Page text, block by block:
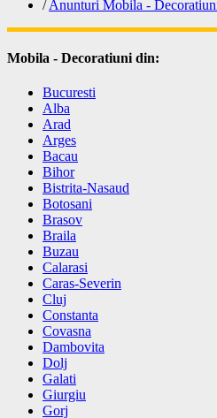
/Anunturi Mobila -
Mobila - Decoratiuni din:
Bucuresti
Alba
Arad
Arges
Bacau
Bihor
Bistrita-Nasaud
Botosani
Brasov
Braila
Buzau
Calarasi
Caras-Severin
Cluj
Constanta
Covasna
Dambovita
Dolj
Galati
Giurgiu
Gorj